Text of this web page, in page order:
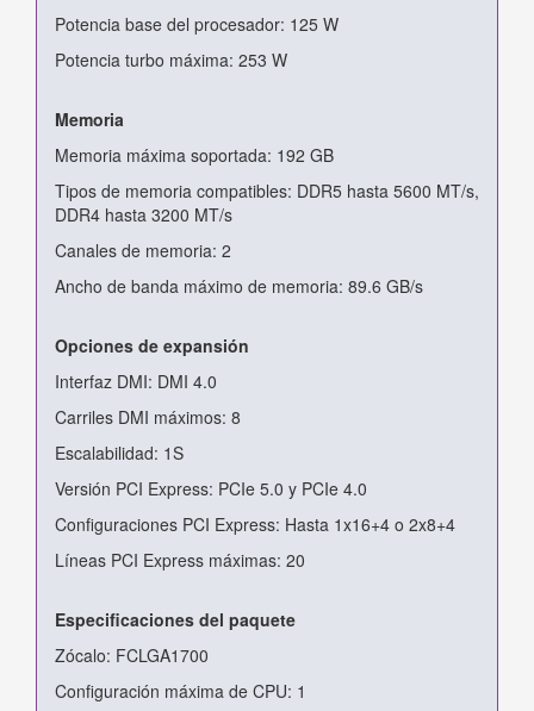
Potencia base del procesador: 125 W
Potencia turbo máxima: 253 W
Memoria
Memoria máxima soportada: 192 GB
Tipos de memoria compatibles: DDR5 hasta 5600 MT/s,
DDR4 hasta 3200 MT/s
Canales de memoria: 2
Ancho de banda máximo de memoria: 89.6 GB/s
Opciones de expansión
Interfaz DMI: DMI 4.0
Carriles DMI máximos: 8
Escalabilidad: 1S
Versión PCI Express: PCIe 5.0 y PCIe 4.0
Configuraciones PCI Express: Hasta 1x16+4 o 2x8+4
Líneas PCI Express máximas: 20
Especificaciones del paquete
Zócalo: FCLGA1700
Configuración máxima de CPU: 1